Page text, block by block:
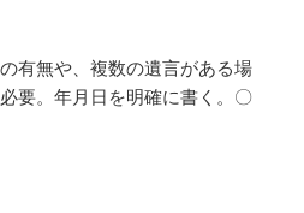
有無や、複数の遺言がある場
要。年月日を明確に書く。〇